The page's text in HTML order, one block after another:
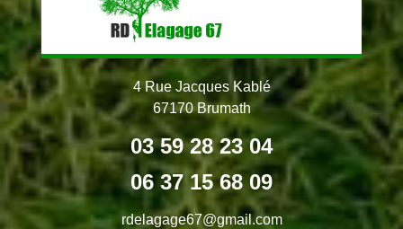
4 Rue Jacques Kablé
67170 Brumath
03 59 28 23 04
06 37 15 68 09
rdelagage67@gmail.com